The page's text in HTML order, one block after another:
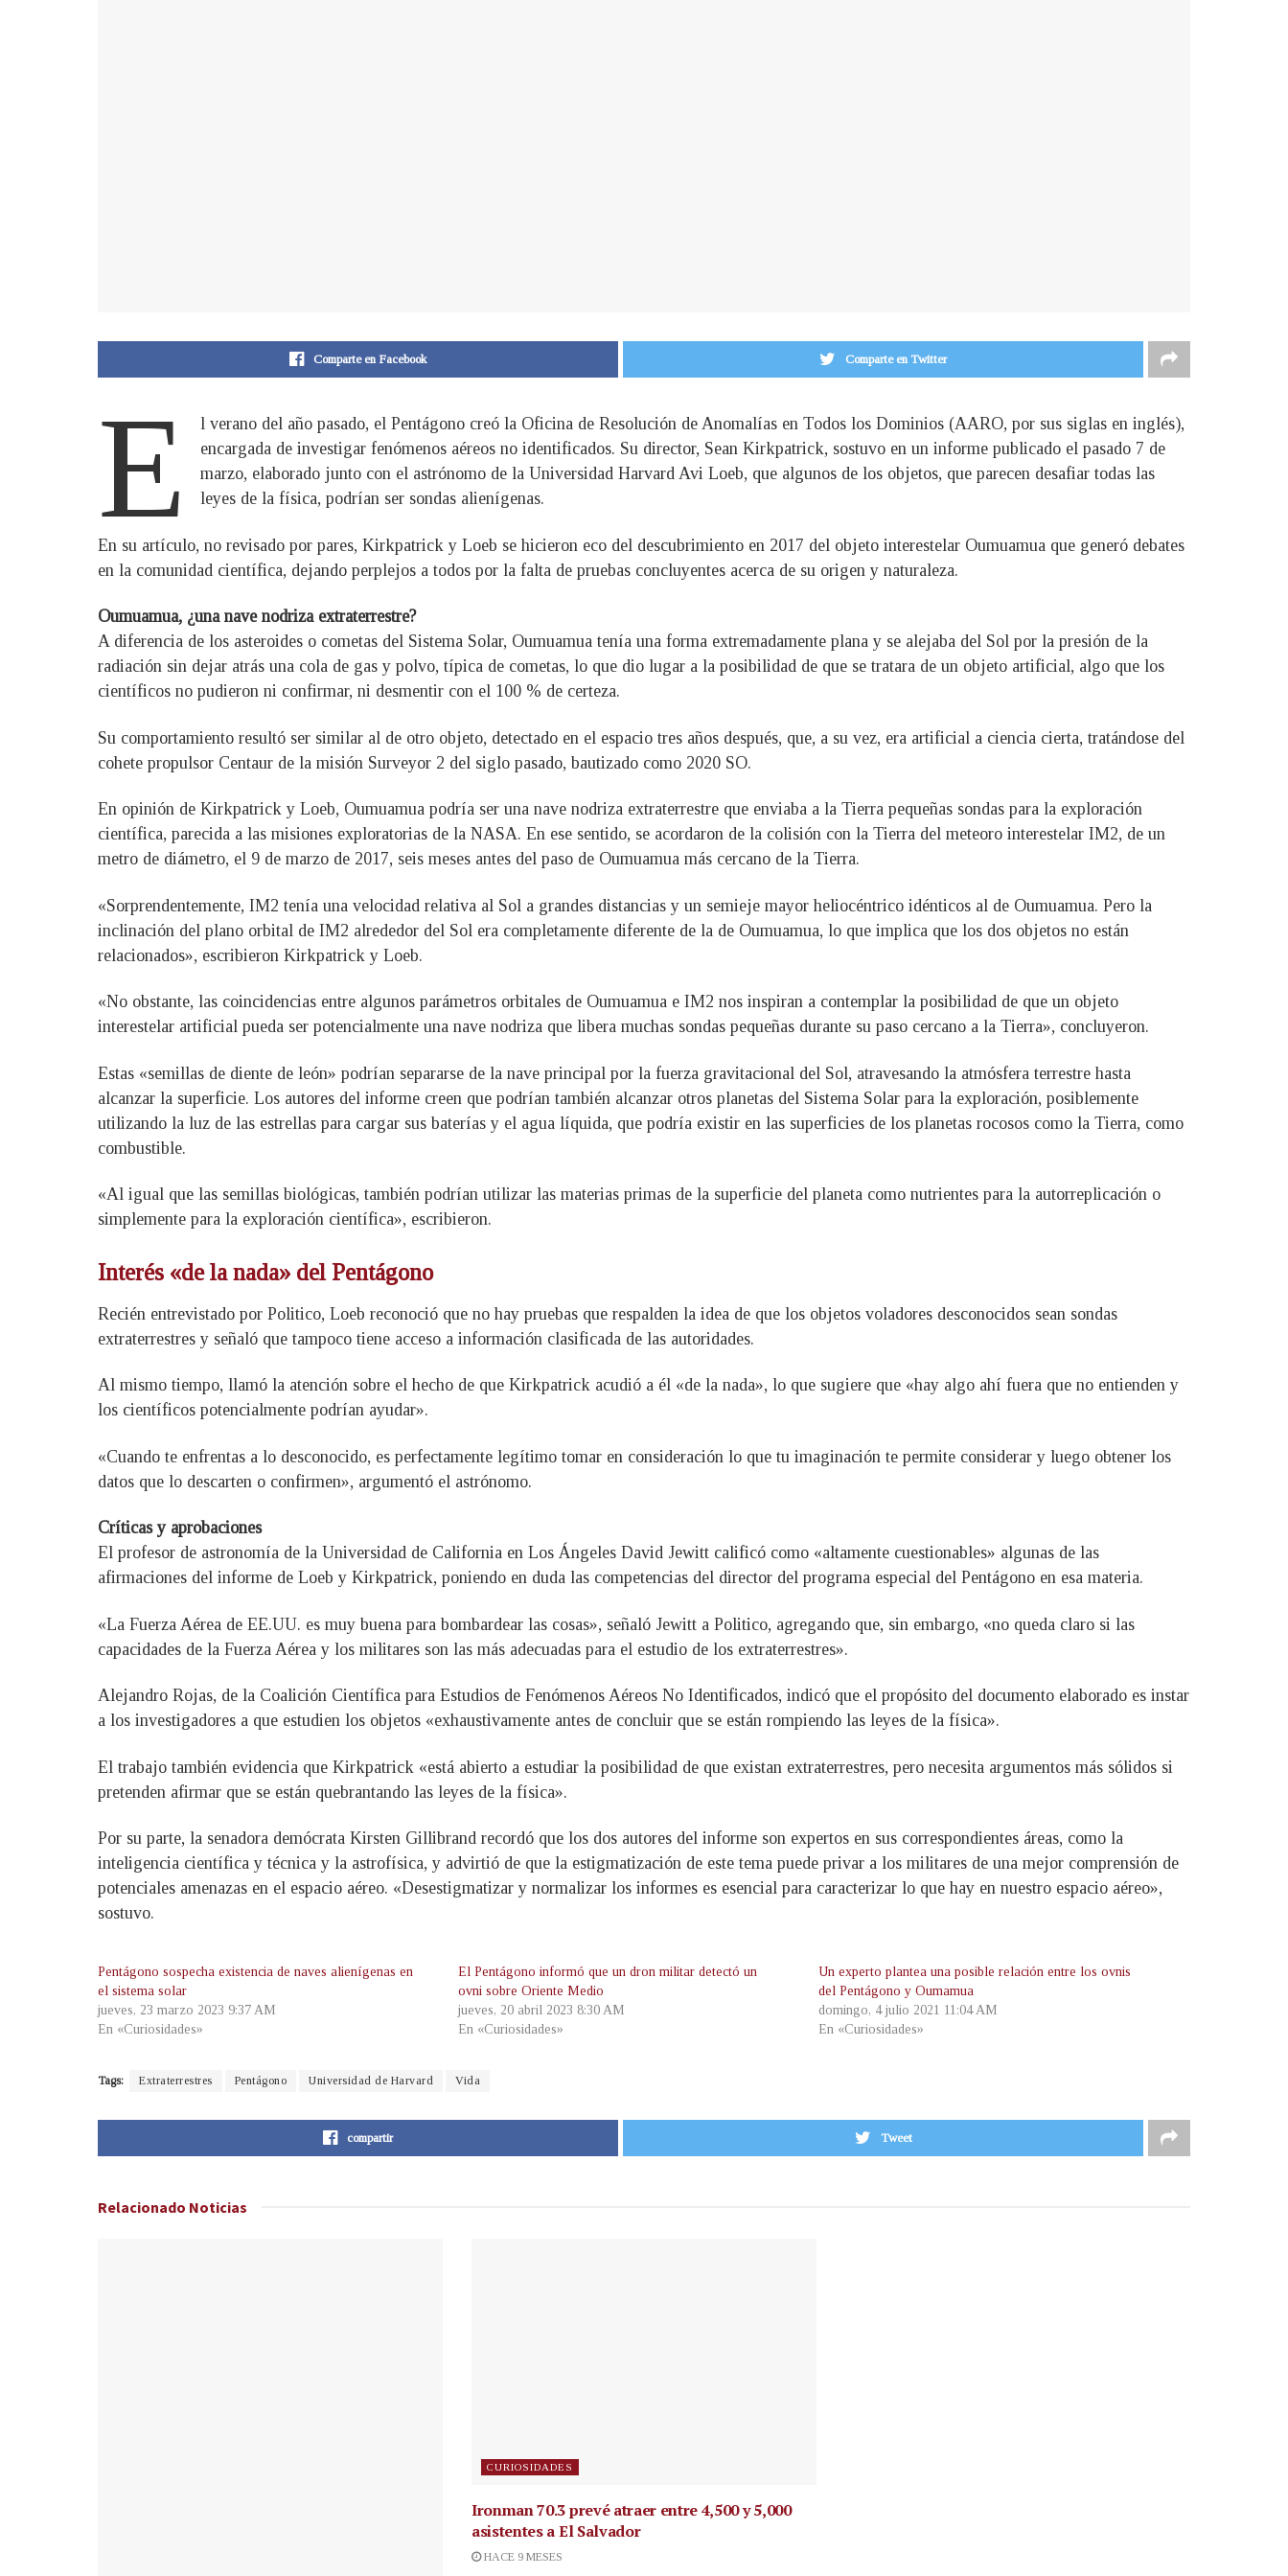
Comparte en Facebook Comparte en Twitter
E
l verano del año pasado, el Pentágono creó la Oficina de Resolución de Anomalías en Todos los Dominios (AARO, por sus siglas en inglés),
encargada de investigar fenómenos aéreos no identificados. Su director, Sean Kirkpatrick, sostuvo en un informe publicado el pasado 7 de
marzo, elaborado junto con el astrónomo de la Universidad Harvard Avi Loeb, que algunos de los objetos, que parecen desafiar todas las
leyes de la física, podrían ser sondas alienígenas.
En su artículo, no revisado por pares, Kirkpatrick y Loeb se hicieron eco del descubrimiento en 2017 del objeto interestelar Oumuamua que generó debates
en la comunidad científica, dejando perplejos a todos por la falta de pruebas concluyentes acerca de su origen y naturaleza.
Oumuamua, ¿una nave nodriza extraterrestre?
A diferencia de los asteroides o cometas del Sistema Solar, Oumuamua tenía una forma extremadamente plana y se alejaba del Sol por la presión de la
radiación sin dejar atrás una cola de gas y polvo, típica de cometas, lo que dio lugar a la posibilidad de que se tratara de un objeto artificial, algo que los
científicos no pudieron ni confirmar, ni desmentir con el 100 % de certeza.
Su comportamiento resultó ser similar al de otro objeto, detectado en el espacio tres años después, que, a su vez, era artificial a ciencia cierta, tratándose del
cohete propulsor Centaur de la misión Surveyor 2 del siglo pasado, bautizado como 2020 SO.
En opinión de Kirkpatrick y Loeb, Oumuamua podría ser una nave nodriza extraterrestre que enviaba a la Tierra pequeñas sondas para la exploración
científica, parecida a las misiones exploratorias de la NASA. En ese sentido, se acordaron de la colisión con la Tierra del meteoro interestelar IM2, de un
metro de diámetro, el 9 de marzo de 2017, seis meses antes del paso de Oumuamua más cercano de la Tierra.
«Sorprendentemente, IM2 tenía una velocidad relativa al Sol a grandes distancias y un semieje mayor heliocéntrico idénticos al de Oumuamua. Pero la
inclinación del plano orbital de IM2 alrededor del Sol era completamente diferente de la de Oumuamua, lo que implica que los dos objetos no están
relacionados», escribieron Kirkpatrick y Loeb.
«No obstante, las coincidencias entre algunos parámetros orbitales de Oumuamua e IM2 nos inspiran a contemplar la posibilidad de que un objeto
interestelar artificial pueda ser potencialmente una nave nodriza que libera muchas sondas pequeñas durante su paso cercano a la Tierra», concluyeron.
Estas «semillas de diente de león» podrían separarse de la nave principal por la fuerza gravitacional del Sol, atravesando la atmósfera terrestre hasta
alcanzar la superficie. Los autores del informe creen que podrían también alcanzar otros planetas del Sistema Solar para la exploración, posiblemente
utilizando la luz de las estrellas para cargar sus baterías y el agua líquida, que podría existir en las superficies de los planetas rocosos como la Tierra, como
combustible.
«Al igual que las semillas biológicas, también podrían utilizar las materias primas de la superficie del planeta como nutrientes para la autorreplicación o
simplemente para la exploración científica», escribieron.
Interés «de la nada» del Pentágono
Recién entrevistado por Politico, Loeb reconoció que no hay pruebas que respalden la idea de que los objetos voladores desconocidos sean sondas
extraterrestres y señaló que tampoco tiene acceso a información clasificada de las autoridades.
Al mismo tiempo, llamó la atención sobre el hecho de que Kirkpatrick acudió a él «de la nada», lo que sugiere que «hay algo ahí fuera que no entienden y
los científicos potencialmente podrían ayudar».
«Cuando te enfrentas a lo desconocido, es perfectamente legítimo tomar en consideración lo que tu imaginación te permite considerar y luego obtener los
datos que lo descarten o confirmen», argumentó el astrónomo.
Críticas y aprobaciones
El profesor de astronomía de la Universidad de California en Los Ángeles David Jewitt calificó como «altamente cuestionables» algunas de las
afirmaciones del informe de Loeb y Kirkpatrick, poniendo en duda las competencias del director del programa especial del Pentágono en esa materia.
«La Fuerza Aérea de EE.UU. es muy buena para bombardear las cosas», señaló Jewitt a Politico, agregando que, sin embargo, «no queda claro si las
capacidades de la Fuerza Aérea y los militares son las más adecuadas para el estudio de los extraterrestres».
Alejandro Rojas, de la Coalición Científica para Estudios de Fenómenos Aéreos No Identificados, indicó que el propósito del documento elaborado es instar
a los investigadores a que estudien los objetos «exhaustivamente antes de concluir que se están rompiendo las leyes de la física».
El trabajo también evidencia que Kirkpatrick «está abierto a estudiar la posibilidad de que existan extraterrestres, pero necesita argumentos más sólidos si
pretenden afirmar que se están quebrantando las leyes de la física».
Por su parte, la senadora demócrata Kirsten Gillibrand recordó que los dos autores del informe son expertos en sus correspondientes áreas, como la
inteligencia científica y técnica y la astrofísica, y advirtió de que la estigmatización de este tema puede privar a los militares de una mejor comprensión de
potenciales amenazas en el espacio aéreo. «Desestigmatizar y normalizar los informes es esencial para caracterizar lo que hay en nuestro espacio aéreo»,
sostuvo.
Pentágono sospecha existencia de naves alienígenas en
el sistema solar
jueves, 23 marzo 2023 9:37 AM
En «Curiosidades»
El Pentágono informó que un dron militar detectó un
ovni sobre Oriente Medio
jueves, 20 abril 2023 8:30 AM
En «Curiosidades»
Un experto plantea una posible relación entre los ovnis
del Pentágono y Oumamua
domingo, 4 julio 2021 11:04 AM
En «Curiosidades»
Tags: Extraterrestres Pentágono Universidad de Harvard Vida
compartir Tweet
Relacionado Noticias
CURIOSIDADES
Ironman 70.3 prevé atraer entre 4,500 y 5,000
asistentes a El Salvador
HACE 9 MESES